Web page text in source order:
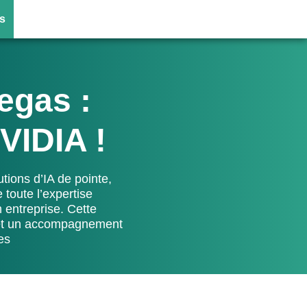
:
!
d’IA de pointe,
l’expertise
entreprise. Cette
un accompagnement